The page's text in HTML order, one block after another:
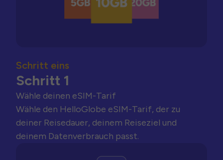
Schritt eins
Schritt 1
Wähle deinen eSIM-Tarif
Wähle den HelloGlobe eSIM-Tarif, der zu
deiner Reisedauer, deinem Reiseziel und
deinem Datenverbrauch passt.